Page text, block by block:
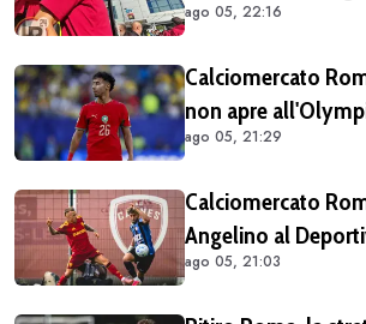
siamo alle prime
ago 05, 22:16
Calciomercato
non apre
ago 05, 21:29
Calciomercato
Angelino al
(COMUNICATO)
ago 05, 21:03